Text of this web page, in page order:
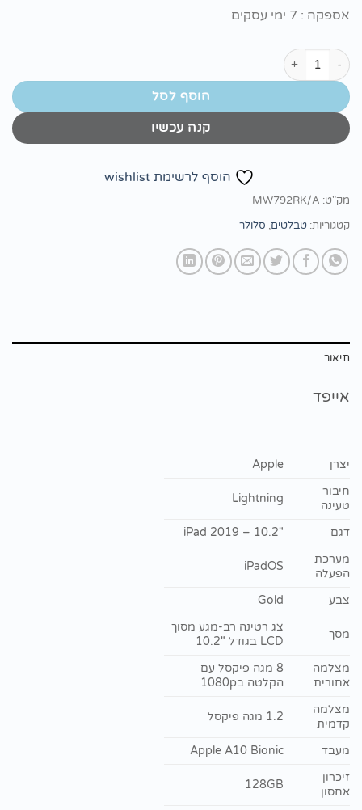
אספקה : 7 ימי עסקים
כמות של אייפד Apple iPad Air 2019 10.5'' 64GB WiFi
הוסף לסל
קנה עכשיו
הוסף לרשימת wishlist
מק"ט: MW792RK/A
קטגוריות: טבלטים, סלולר
תיאור
אייפד
יצרן
Apple
חיבור
טעינה
Lightning
דגם
"iPad 2019 – 10.2
מערכת
הפעלה
iPadOS
צבע Gold
מסך
צג רטינה רב-מגע מסוך
LCD בגודל "10.2
מצלמה
אחורית
8 מגה פיקסל עם
הקלטה ב1080p
מצלמה
קדמית
1.2 מגה פיקסל
מעבד
Apple A10 Bionic
זיכרון
אחסון
128GB